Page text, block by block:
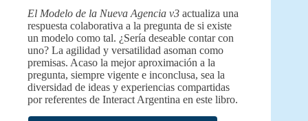
El Modelo de la Nueva Agencia v3 actualiza una
respuesta colaborativa a la pregunta de si existe
un modelo como tal. ¿Sería deseable contar con
uno? La agilidad y versatilidad asoman como
premisas. Acaso la mejor aproximación a la
pregunta, siempre vigente e inconclusa, sea la
diversidad de ideas y experiencias compartidas
por referentes de Interact Argentina en este libro.